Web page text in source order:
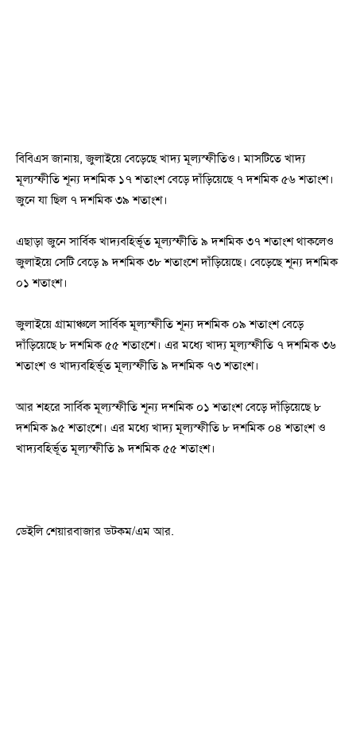
বিবিএস জানায়, জুলাইয়ে বেড়েছে খাদ্য মূল্যস্ফীতিও। মাসটিতে খাদ্য
মূল্যস্ফীতি শূন্য দশমিক ১৭ শতাংশ বেড়ে দাঁড়িয়েছে ৭ দশমিক ৫৬ শতাংশ।
জুনে যা ছিল ৭ দশমিক ৩৯ শতাংশ।
এছাড়া জুনে সার্বিক খাদ্যবহির্ভূত মূল্যস্ফীতি ৯ দশমিক ৩৭ শতাংশ থাকলেও
জুলাইয়ে সেটি বেড়ে ৯ দশমিক ৩৮ শতাংশে দাঁড়িয়েছে। বেড়েছে শূন্য দশমিক
০১ শতাংশ।
জুলাইয়ে গ্রামাঞ্চলে সার্বিক মূল্যস্ফীতি শূন্য দশমিক ০৯ শতাংশ বেড়ে
দাঁড়িয়েছে ৮ দশমিক ৫৫ শতাংশে। এর মধ্যে খাদ্য মূল্যস্ফীতি ৭ দশমিক ৩৬
শতাংশ ও খাদ্যবহির্ভূত মূল্যস্ফীতি ৯ দশমিক ৭৩ শতাংশ।
আর শহরে সার্বিক মূল্যস্ফীতি শূন্য দশমিক ০১ শতাংশ বেড়ে দাঁড়িয়েছে ৮
দশমিক ৯৫ শতাংশে। এর মধ্যে খাদ্য মূল্যস্ফীতি ৮ দশমিক ০৪ শতাংশ ও
খাদ্যবহির্ভূত মূল্যস্ফীতি ৯ দশমিক ৫৫ শতাংশ।
ডেইলি শেয়ারবাজার ডটকম/এম আর.